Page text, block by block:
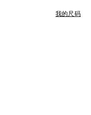
我的尺码